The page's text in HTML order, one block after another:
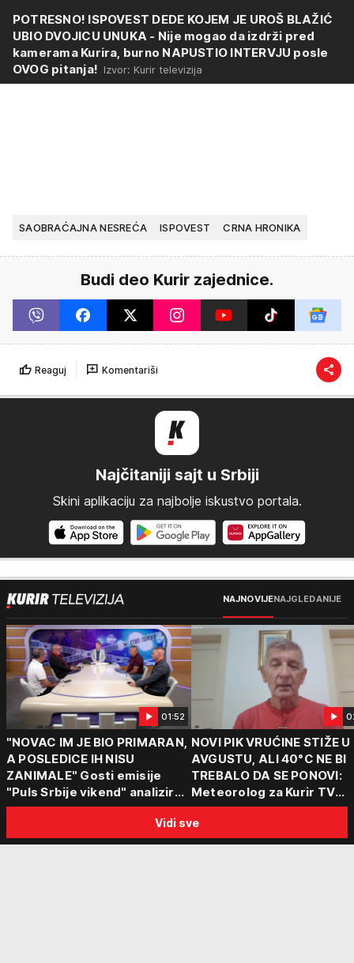
POTRESNO! ISPOVEST DEDE KOJEM JE UROŠ BLAŽIĆ
UBIO DVOJICU UNUKA - Nije mogao da izdrži pred
kamerama Kurira, burno NAPUSTIO INTERVJU posle
OVOG pitanja! Izvor: Kurir televizija
SAOBRAĆAJNA NESREĆA ISPOVEST CRNA HRONIKA
Budi deo Kurir zajednice.
Reaguj Komentariši
Najčitaniji sajt u Srbiji
Skini aplikaciju za najbolje iskustvo portala.
NAJNOVIJENAJGLEDANIJE
01:52
"NOVAC IM JE BIO PRIMARAN,
A POSLEDICE IH NISU
ZANIMALE" Gosti emisije
"Puls Srbije vikend" analizirali
slučajeve koji su potresli
Srbiju: Zločin se ne isplati
NOVI PIK VRUĆINE STIŽE U
AVGUSTU, ALI 40°C NE BI
TREBALO DA SE PONOVI:
Meteorolog za Kurir TV
objasnio šta nas čeka:
za ozbiljne padavine su
Vidi sve